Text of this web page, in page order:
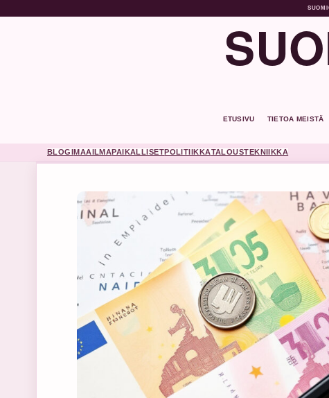
ETUSIVU TIETOA MEISTÄ
BLOGIMAAILMAPAIKALLISETPOLITIIKKATALOUSTEKNIIKKA